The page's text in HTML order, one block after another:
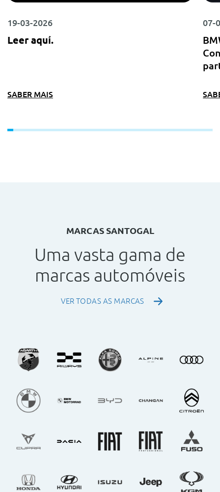
19-03-2026
Leer aquí.
SABER MAIS
07-
MARCAS SANTOGAL
Uma vasta gama de
marcas automóveis
VER TODAS AS MARCAS